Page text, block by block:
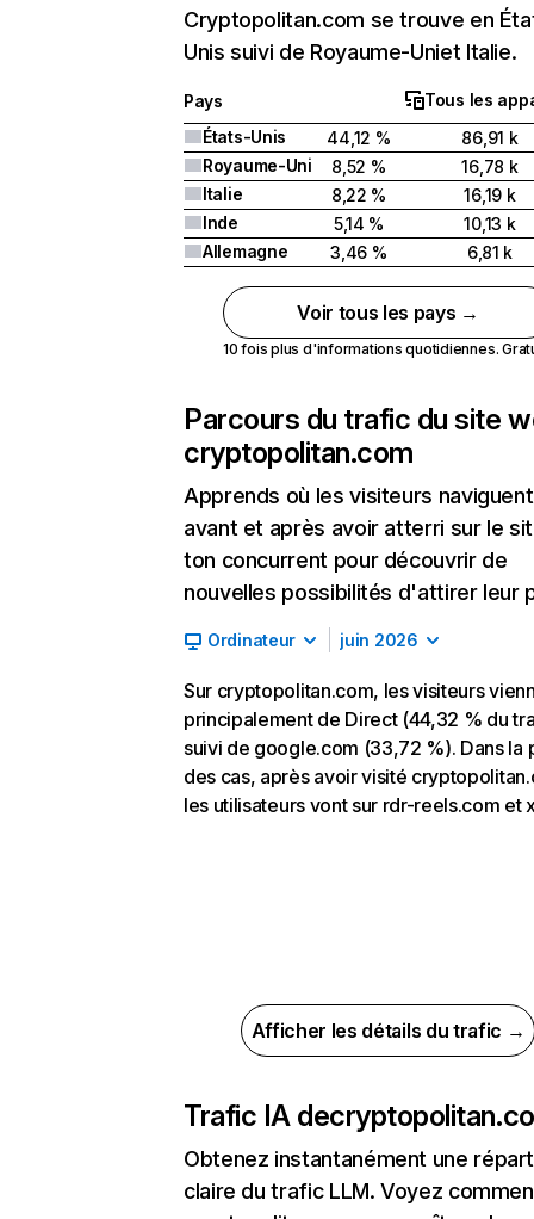
Cryptopolitan.com se trouve en
Unis suivi de Royaume-Uniet Italie.
Pays
Tous les
États-Unis
44,12 %
86,91 k
Royaume-Uni
8,52 %
16,78 k
Italie
8,22 %
16,19 k
Inde
5,14 %
10,13 k
Allemagne
3,46 % 6,81 k
Voir tous les pays →
10 fois plus d'informations quotidiennes.
Parcours du trafic du site
cryptopolitan.com
Apprends où les visiteurs naviguent
avant et après avoir atterri sur le
ton concurrent pour découvrir de
nouvelles possibilités d'attirer leur
Ordinateur juin 2026
Sur cryptopolitan.com, les visiteurs
principalement de Direct (44,32 % du
suivi de google.com (33,72 %). Dans la
des cas, après avoir visité
les utilisateurs vont sur rdr-reels.com et
Afficher les détails du trafic →
Trafic IA de
Obtenez instantanément une
claire du trafic LLM. Voyez